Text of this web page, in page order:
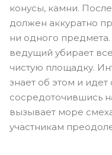
конусы, камни.
должен аккуратно
ни одного предмета.
ведущий убирает
чистую площадку.
знает об этом и
сосредоточившись
вызывает море
участникам